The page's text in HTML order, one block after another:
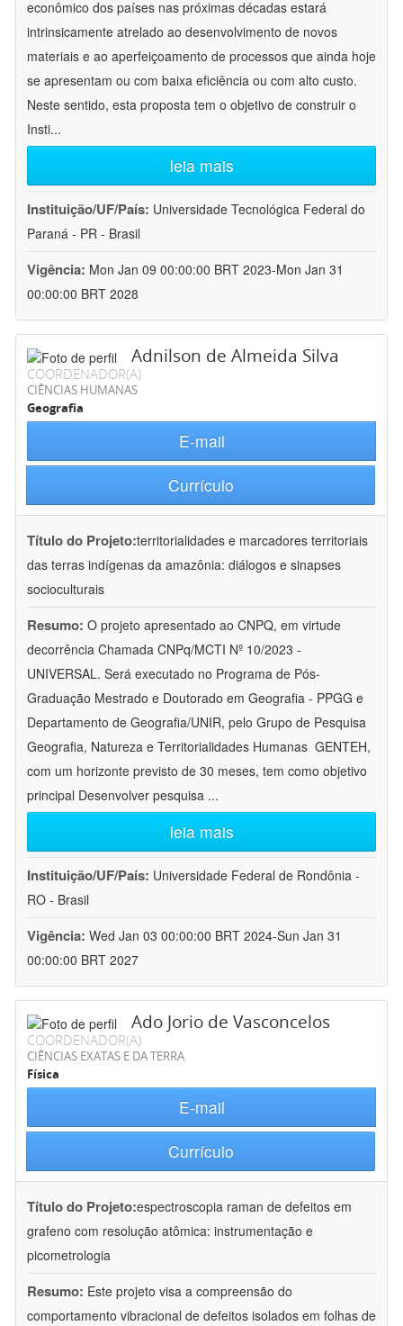
econômico dos países nas próximas décadas estará
intrinsicamente atrelado ao desenvolvimento de novos
materiais e ao aperfeiçoamento de processos que ainda hoje
se apresentam ou com baixa eficiência ou com alto custo.
Neste sentido, esta proposta tem o objetivo de construir o
Insti...
leia mais
Instituição/UF/País: Universidade Tecnológica Federal do
Paraná - PR - Brasil
Vigência: Mon Jan 09 00:00:00 BRT 2023-Mon Jan 31
00:00:00 BRT 2028
Adnilson de Almeida Silva
COORDENADOR(A)
CIÊNCIAS HUMANAS
Geografia
E-mail
Currículo
Título do Projeto:territorialidades e marcadores territoriais
das terras indígenas da amazônia: diálogos e sinapses
socioculturais
Resumo: O projeto apresentado ao CNPQ, em virtude
decorrência Chamada CNPq/MCTI Nº 10/2023 -
UNIVERSAL. Será executado no Programa de Pós-
Graduação Mestrado e Doutorado em Geografia - PPGG e
Departamento de Geografia/UNIR, pelo Grupo de Pesquisa
Geografia, Natureza e Territorialidades Humanas  GENTEH,
com um horizonte previsto de 30 meses, tem como objetivo
principal Desenvolver pesquisa ...
leia mais
Instituição/UF/País: Universidade Federal de Rondônia -
RO - Brasil
Vigência: Wed Jan 03 00:00:00 BRT 2024-Sun Jan 31
00:00:00 BRT 2027
Ado Jorio de Vasconcelos
COORDENADOR(A)
CIÊNCIAS EXATAS E DA TERRA
Física
E-mail
Currículo
Título do Projeto:espectroscopia raman de defeitos em
grafeno com resolução atômica: instrumentação e
picometrologia
Resumo: Este projeto visa a compreensão do
comportamento vibracional de defeitos isolados em folhas de